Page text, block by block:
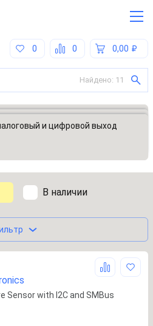
0,00
0
0
Найдено: 11
и цифровой выход
В наличии
Sensor with I2C and SMBus